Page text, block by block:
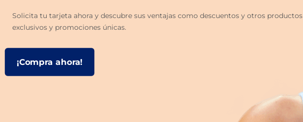
Solicita tu tarjeta ahora y descubre sus ventajas como descuentos y otros productos
exclusivos y promociones únicas.
¡Compra ahora!